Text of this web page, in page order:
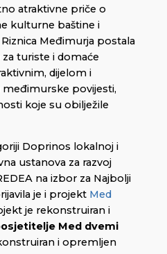
atraktivne priče o
kulturne baštine i
Međimurja postala
turiste i domaće
dijelom i
povijesti,
koje su obilježile
Doprinos lokalnoj i
ustanova za razvoj
na izbor za Najbolji
je i projekt Med
je rekonstruiran i
Med dvemi
i opremljen